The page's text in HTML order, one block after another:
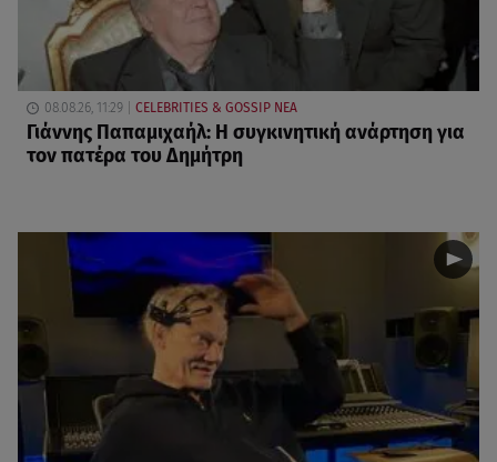
08.08.26, 11:29 CELEBRITIES & GOSSIP ΝΕΑ
Γιάννης Παπαμιχαήλ: Η συγκινητική ανάρτηση για
τον πατέρα του Δημήτρη